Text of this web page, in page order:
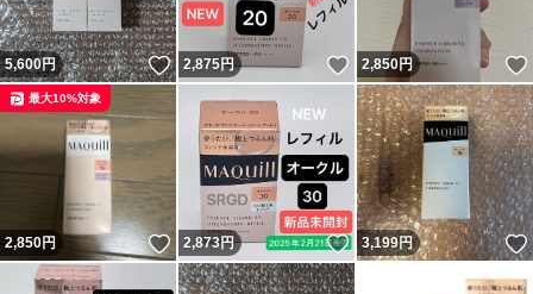
5,600円 いいね！
2,875円 いいね！
2,850円
2,850円 いいね！
最大10%対象
2,873円 いいね！
3,199円